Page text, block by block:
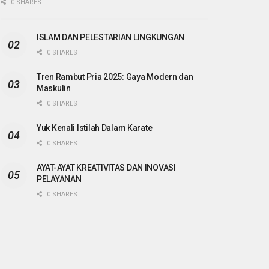
0 SHARES
ISLAM DAN PELESTARIAN LINGKUNGAN
0 SHARES
Tren Rambut Pria 2025: Gaya Modern dan
Maskulin
0 SHARES
Yuk Kenali Istilah Dalam Karate
0 SHARES
AYAT-AYAT KREATIVITAS DAN INOVASI
PELAYANAN
0 SHARES